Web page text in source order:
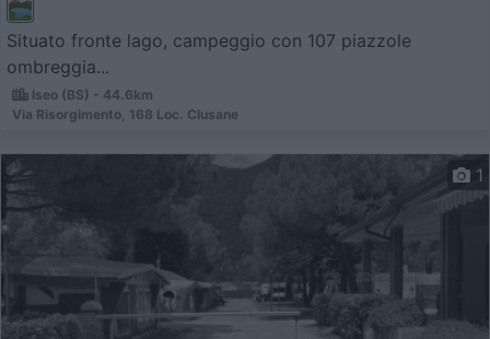
Situato fronte lago, campeggio con 107 piazzole
ombreggia...
Iseo (BS) - 44.6km
Via Risorgimento, 168 Loc. Clusane
1